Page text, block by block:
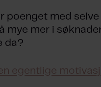
poenget med
mye mer i
da?
egentlige